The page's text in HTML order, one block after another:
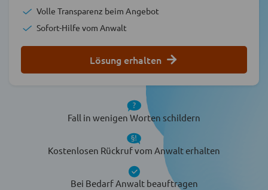
Volle Transparenz beim Angebot
Sofort-Hilfe vom Anwalt
Lösung erhalten
Fall in wenigen Worten schildern
Kostenlosen Rückruf vom Anwalt erhalten
Bei Bedarf Anwalt beauftragen